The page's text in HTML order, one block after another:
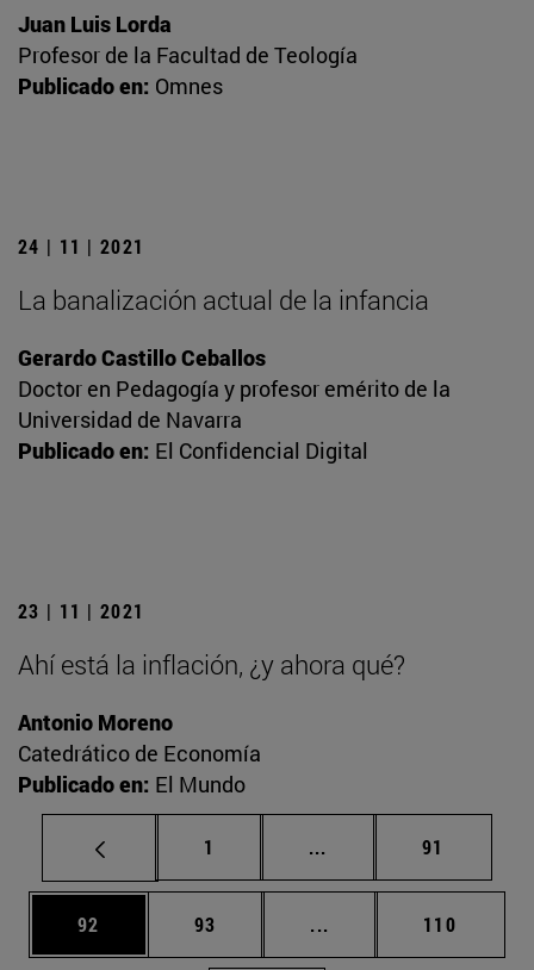
Juan Luis Lorda
Profesor de la Facultad de Teología
Publicado en: Omnes
24 | 11 | 2021
La banalización actual de la infancia
Gerardo Castillo Ceballos
Doctor en Pedagogía y profesor emérito de la
Universidad de Navarra
Publicado en: El Confidencial Digital
23 | 11 | 2021
Ahí está la inflación, ¿y ahora qué?
Antonio Moreno
Catedrático de Economía
Publicado en: El Mundo
Página
1 ... Páginas intermedias
Página
91
Página
92 Página
93 ... Páginas intermedias
Página
110